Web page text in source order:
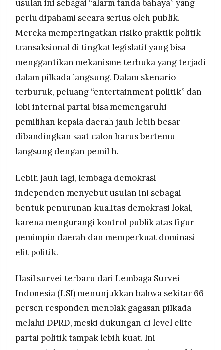
usulan ini sebagai “alarm tanda bahaya” yang
perlu dipahami secara serius oleh publik.
Mereka memperingatkan risiko praktik politik
transaksional di tingkat legislatif yang bisa
menggantikan mekanisme terbuka yang terjadi
dalam pilkada langsung. Dalam skenario
terburuk, peluang “entertainment politik” dan
lobi internal partai bisa memengaruhi
pemilihan kepala daerah jauh lebih besar
dibandingkan saat calon harus bertemu
langsung dengan pemilih.
Lebih jauh lagi, lembaga demokrasi
independen menyebut usulan ini sebagai
bentuk penurunan kualitas demokrasi lokal,
karena mengurangi kontrol publik atas figur
pemimpin daerah dan memperkuat dominasi
elit politik.
Hasil survei terbaru dari Lembaga Survei
Indonesia (LSI) menunjukkan bahwa sekitar 66
persen responden menolak gagasan pilkada
melalui DPRD, meski dukungan di level elite
partai politik tampak lebih kuat. Ini